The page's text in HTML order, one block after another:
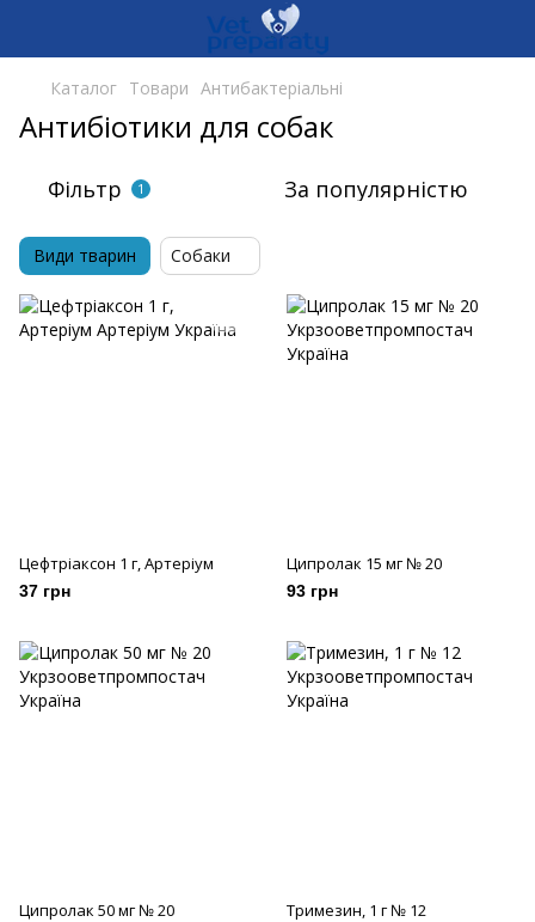
Каталог Товари Антибактеріальні
Антибіотики для собак
Фільтр 1 За популярністю
Види тварин Собаки
Цефтріаксон 1 г, Артеріум
37 грн
Ципролак 15 мг № 20
93 грн
Ципролак 50 мг № 20 Тримезин, 1 г № 12